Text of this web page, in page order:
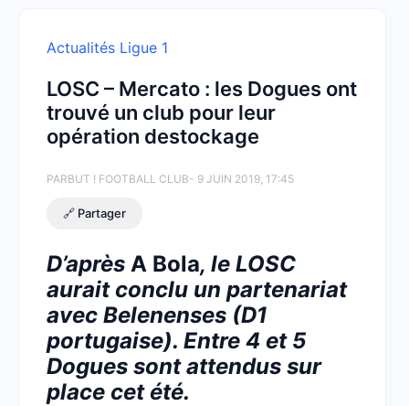
Actualités Ligue 1
LOSC – Mercato : les Dogues ont
trouvé un club pour leur
opération destockage
PARBUT ! FOOTBALL CLUB- 9 JUIN 2019, 17:45
🔗 Partager
D’après A Bola, le LOSC
aurait conclu un partenariat
avec Belenenses (D1
portugaise). Entre 4 et 5
Dogues sont attendus sur
place cet été.